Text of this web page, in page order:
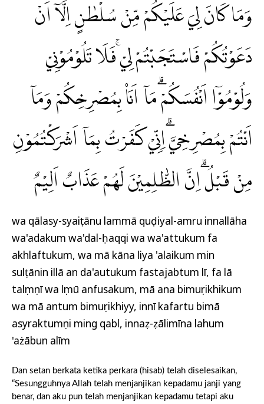
وَمَا كَانَ لِيَ عَلَيْكُمْ مِّنْ سُلْطٰنٍ اِلَّآ اَنْ
دَعَوْتُكُمْ فَاسْتَجَبْتُمْ لِيْ ۚفَلَا تَلُوْمُوْنِيْ
وَلُوْمُوْٓا اَنْفُسَكُمْۗ مَآ اَنَا۠ بِمُصْرِخِكُمْ وَمَآ
اَنْتُمْ بِمُصْرِخِيَّۗ اِنِّيْ كَفَرْتُ بِمَآ اَشْرَكْتُمُوْنِ
مِنْ قَبْلُ ۗاِنَّ الظّٰلِمِيْنَ لَهُمْ عَذَابٌ اَلِيْمٌ
wa qālasy-syaiṭānu lammā quḍiyal-amru innallāha
wa'adakum wa'dal-ḥaqqi wa wa'attukum fa
akhlaftukum, wa mā kāna liya 'alaikum min
sulṭānin illā an da'autukum fastajabtum lī, fa lā
talụmụnī wa lụmū anfusakum, mā ana bimuṣrikhikum
wa mā antum bimuṣrikhiyy, innī kafartu bimā
asyraktumụni ming qabl, innaẓ-ẓālimīna lahum
'ażābun alīm
Dan setan berkata ketika perkara (hisab) telah diselesaikan,
“Sesungguhnya Allah telah menjanjikan kepadamu janji yang
benar, dan aku pun telah menjanjikan kepadamu tetapi aku